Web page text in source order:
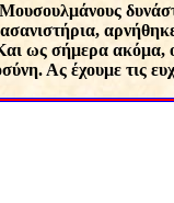
Μουσουλμάνους
ως σήμερα ακόμα,
Ας έχουμε τις